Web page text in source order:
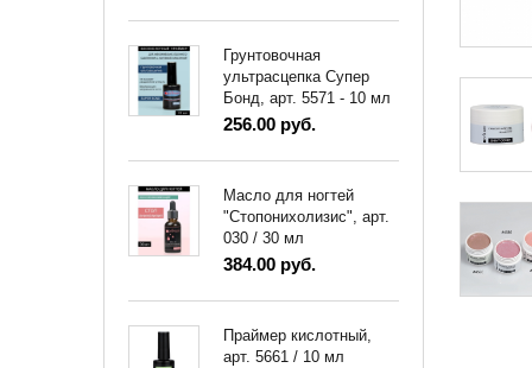
Грунтовочная
ультрасцепка Супер
Бонд, арт. 5571 - 10 мл
256.00 руб.
Масло для ногтей
"Стопонихолизис", арт.
030 / 30 мл
384.00 руб.
Праймер кислотный,
арт. 5661 / 10 мл